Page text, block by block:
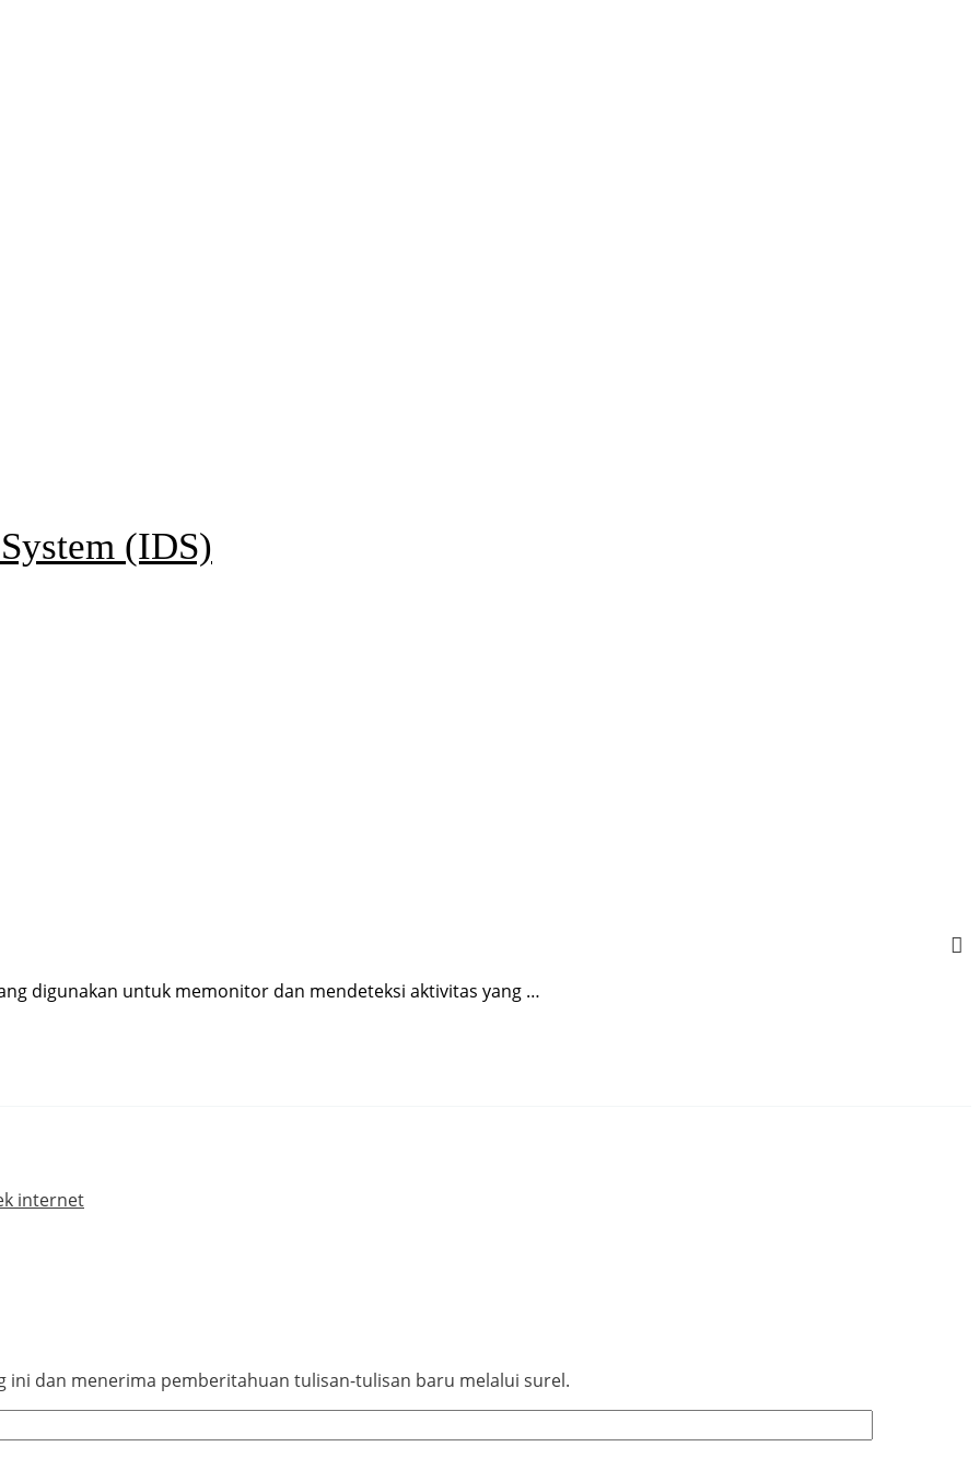
(IDS)
digunakan untuk memonitor dan mendeteksi aktivitas yang …
internet
ini dan menerima pemberitahuan tulisan-tulisan baru melalui surel.